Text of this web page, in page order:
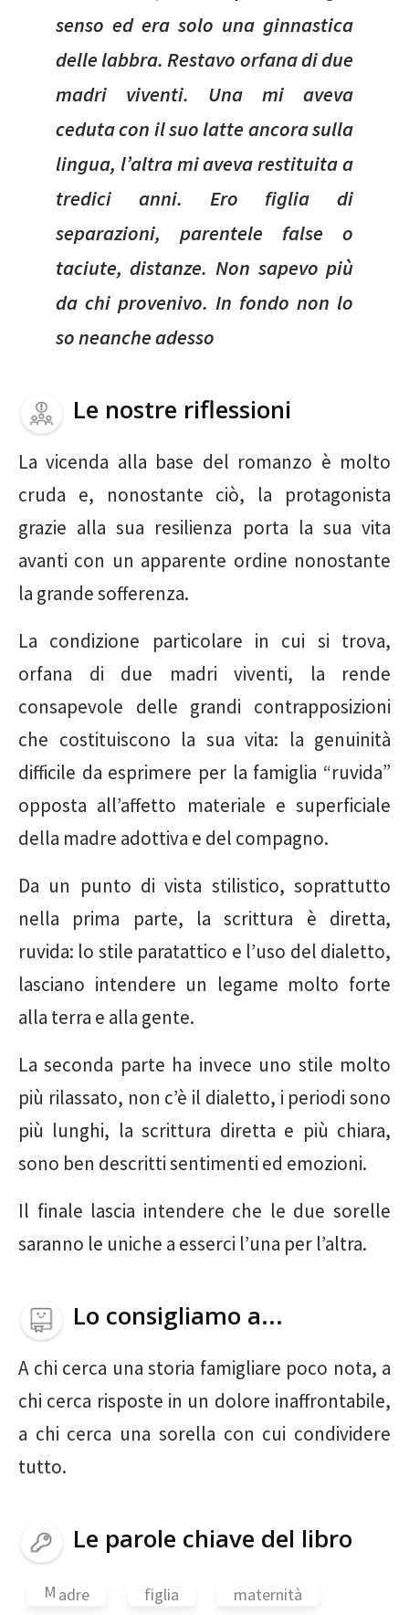
senso ed era solo una ginnastica
delle labbra. Restavo orfana di due
madri viventi. Una mi aveva
ceduta con il suo latte ancora sulla
lingua, l’altra mi aveva restituita a
tredici anni. Ero figlia di
separazioni, parentele false o
taciute, distanze. Non sapevo più
da chi provenivo. In fondo non lo
so neanche adesso
Le nostre riflessioni
La vicenda alla base del romanzo è molto
cruda e, nonostante ciò, la protagonista
grazie alla sua resilienza porta la sua vita
avanti con un apparente ordine nonostante
la grande sofferenza.
La condizione particolare in cui si trova,
orfana di due madri viventi, la rende
consapevole delle grandi contrapposizioni
che costituiscono la sua vita: la genuinità
difficile da esprimere per la famiglia “ruvida”
opposta all’affetto materiale e superficiale
della madre adottiva e del compagno.
Da un punto di vista stilistico, soprattutto
nella prima parte, la scrittura è diretta,
ruvida: lo stile paratattico e l’uso del dialetto,
lasciano intendere un legame molto forte
alla terra e alla gente.
La seconda parte ha invece uno stile molto
più rilassato, non c’è il dialetto, i periodi sono
più lunghi, la scrittura diretta e più chiara,
sono ben descritti sentimenti ed emozioni.
Il finale lascia intendere che le due sorelle
saranno le uniche a esserci l’una per l’altra.
Lo consigliamo a...
A chi cerca una storia famigliare poco nota, a
chi cerca risposte in un dolore inaffrontabile,
a chi cerca una sorella con cui condividere
tutto.
Le parole chiave del libro
M adre figlia
maternità